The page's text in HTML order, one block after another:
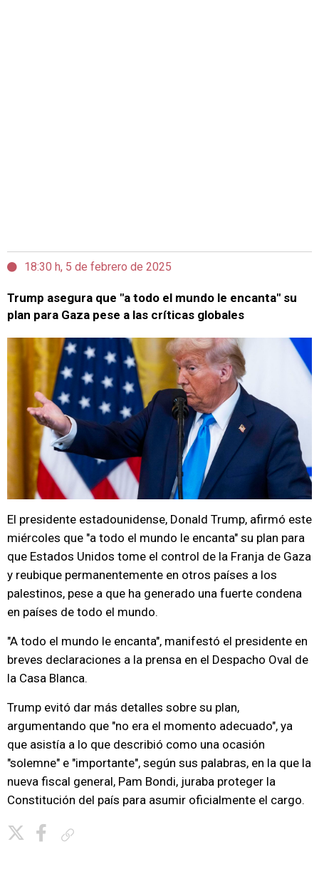
18:30 h, 5 de febrero de 2025
Trump asegura que "a todo el mundo le encanta" su
plan para Gaza pese a las críticas globales
El presidente estadounidense, Donald Trump, afirmó este
miércoles que "a todo el mundo le encanta" su plan para
que Estados Unidos tome el control de la Franja de Gaza
y reubique permanentemente en otros países a los
palestinos, pese a que ha generado una fuerte condena
en países de todo el mundo.
"A todo el mundo le encanta", manifestó el presidente en
breves declaraciones a la prensa en el Despacho Oval de
la Casa Blanca.
Trump evitó dar más detalles sobre su plan,
argumentando que "no era el momento adecuado", ya
que asistía a lo que describió como una ocasión
"solemne" e "importante", según sus palabras, en la que la
nueva fiscal general, Pam Bondi, juraba proteger la
Constitución del país para asumir oficialmente el cargo.